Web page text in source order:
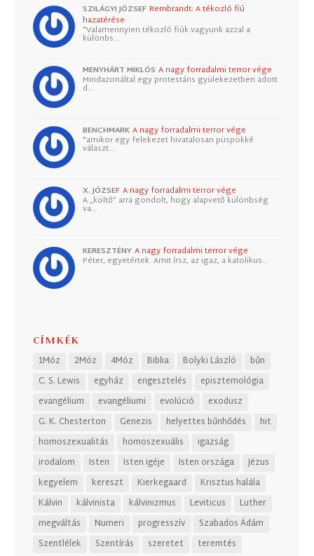
SZILÁGYI JÓZSEF Rembrandt: A tékozló fiú
hazatérése
"Valamennyien tékozló fiúk vagyunk azzal a
különbs…
MENYHÁRT MIKLÓS A nagy forradalmi terror vége
Mindazonáltal egy protestáns gyülekezetben adott
d…
BENCHMARK A nagy forradalmi terror vége
"amikor egy felekezet hivatalosan püspökké
választ…
X. JÓZSEF A nagy forradalmi terror vége
A „költő” arra gondolt, hogy alapvető különbség
va…
KERESZTÉNY A nagy forradalmi terror vége
Péter, egyetértek. Amit írsz, az igaz, a katolikus…
CÍMKÉK
1Móz 2Móz 4Móz Biblia Bolyki László
bűn
C. S. Lewis
egyház engesztelés
episztemológia
evangélium
evangéliumi evolúció
exodusz
G. K. Chesterton
Genezis helyettes bűnhődés
hit
homoszexualitás
homoszexuális
igazság
irodalom
Isten Isten igéje Isten országa
Jézus
kegyelem
kereszt Kierkegaard
Krisztus halála
Kálvin
kálvinista kálvinizmus Leviticus
Luther
megváltás
Numeri progresszív
Szabados Ádám
Szentlélek
Szentírás szeretet teremtés